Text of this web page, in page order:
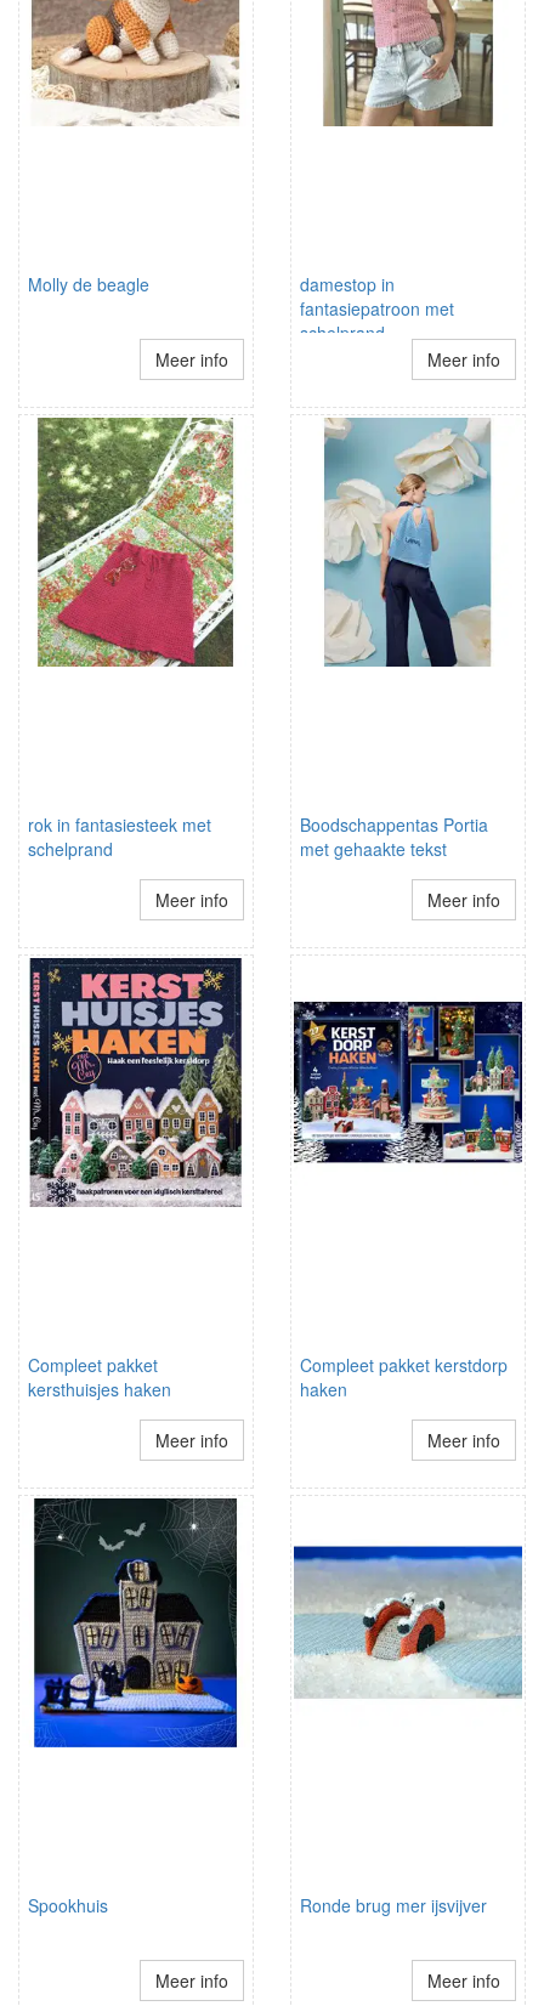
Molly de beagle
Meer info
damestop in
fantasiepatroon met
schelprand
schouderbandjesMeer info
rok in fantasiesteek met
schelprand
Meer info
Boodschappentas Portia
met gehaakte tekst
Meer info
Compleet pakket
kersthuisjes haken
Meer info
Compleet pakket kerstdorp
haken
Meer info
Spookhuis
Meer info
Ronde brug mer ijsvijver
Meer info